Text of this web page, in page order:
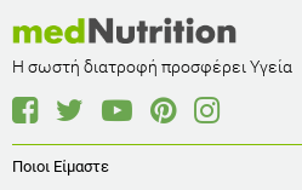
Η σωστή διατροφή προσφέρει Υγεία
Ποιοι Είμαστε